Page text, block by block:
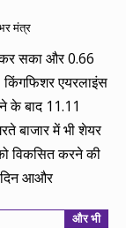
भर मंत्र
कर सका और 0.66
एयरलाइंस
के बाद 11.11
बाजार में भी शेयर
विकसित करने की
आऔर
और भी